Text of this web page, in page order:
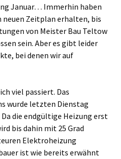
Januar… Immerhin haben
Zeitplan erhalten, bis
von Meister Bau Teltow
sein. Aber es gibt leider
bei denen wir auf
viel passiert. Das
wurde letzten Dienstag
Da die endgültige Heizung erst
bis dahin mit 25 Grad
Elektroheizung
ist wie bereits erwähnt